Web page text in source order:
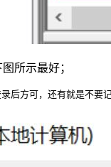
所示最好；
后方可，还有就是不要